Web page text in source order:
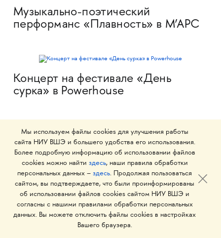
Музыкально-поэтический
перформанс «Плавность» в М’АРС
Концерт на фестивале «День
сурка» в Powerhouse
Концерт «Self Distortion»
в Powerhouse
Выставка и концерт в Галерее
Краснохолмская
Мы используем файлы cookies для улучшения работы
сайта НИУ ВШЭ и большего удобства его использования.
Более подробную информацию об использовании файлов
cookies можно найти здесь, наши правила обработки
персональных данных – здесь. Продолжая пользоваться
сайтом, вы подтверждаете, что были проинформированы
об использовании файлов cookies сайтом НИУ ВШЭ и
согласны с нашими правилами обработки персональных
данных. Вы можете отключить файлы cookies в настройках
Вашего браузера.